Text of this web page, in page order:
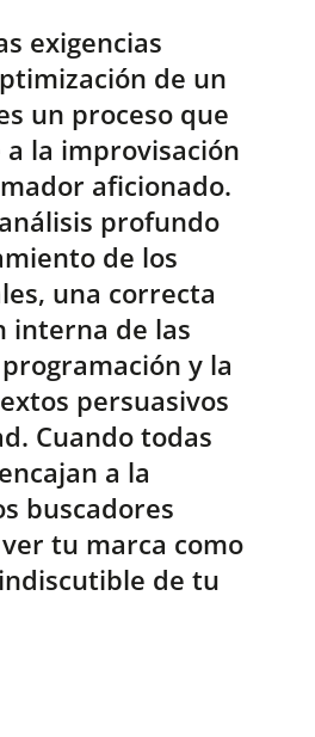
exigencias
de un
un proceso que
la improvisación
aficionado.
profundo
de los
una correcta
interna de las
y la
persuasivos
Cuando todas
a la
buscadores
tu marca como
de tu